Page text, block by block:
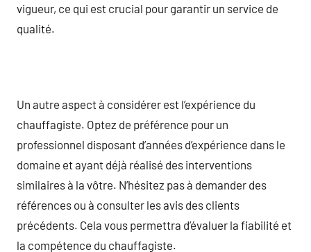
vigueur, ce qui est crucial pour garantir un service de
qualité.
Un autre aspect à considérer est l’expérience du
chauffagiste. Optez de préférence pour un
professionnel disposant d’années d’expérience dans le
domaine et ayant déjà réalisé des interventions
similaires à la vôtre. N’hésitez pas à demander des
références ou à consulter les avis des clients
précédents. Cela vous permettra d’évaluer la fiabilité et
la compétence du chauffagiste.